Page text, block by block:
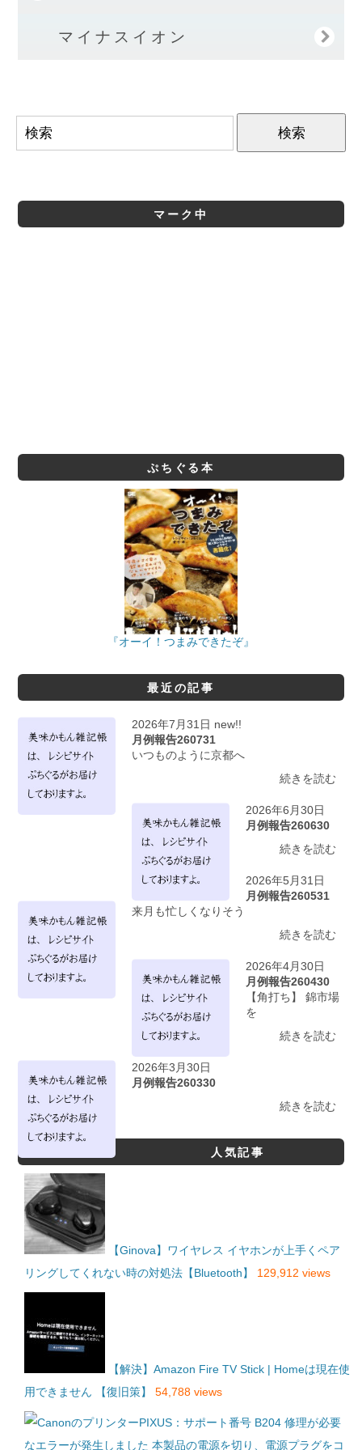
マイナスイオン
マーク中
ぷちぐる本
『オーイ！つまみできたぞ』
最近の記事
2026年7月31日 new!!
月例報告260731
いつものように京都へ
続きを読む
2026年6月30日
月例報告260630
続きを読む
2026年5月31日
月例報告260531
来月も忙しくなりそう
続きを読む
2026年4月30日
月例報告260430
【角打ち】 錦市場
を
続きを読む
2026年3月30日
月例報告260330
続きを読む
人気記事
【Ginova】ワイヤレス イヤホンが上手くペア
リングしてくれない時の対処法【Bluetooth】
129,912 views
【解決】Amazon Fire TV Stick | Homeは現在使
用できません 【復旧策】
54,788 views